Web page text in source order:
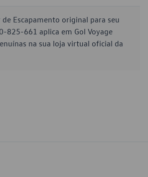
Escapamento original para seu
825-661 aplica em Gol Voyage
na sua loja virtual oficial da